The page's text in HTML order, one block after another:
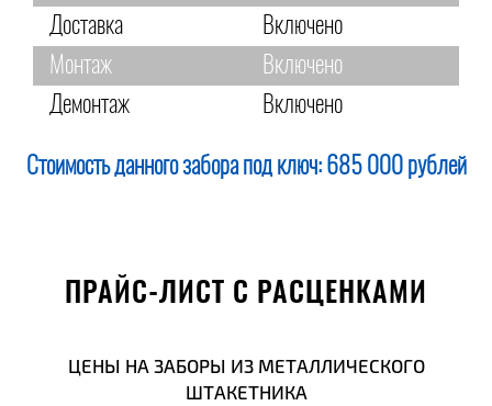
Доставка
Включено
Монтаж
Включено
Демонтаж
Включено
Стоимость данного забора под ключ: 685 000 рублей
ПРАЙС-ЛИСТ С РАСЦЕНКАМИ
ЦЕНЫ НА ЗАБОРЫ ИЗ МЕТАЛЛИЧЕСКОГО
ШТАКЕТНИКА